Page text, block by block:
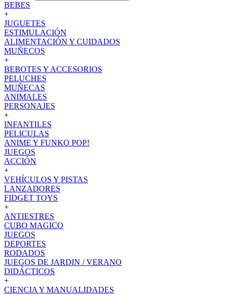
BEBES
+
JUGUETES
ESTIMULACIÓN
ALIMENTACIÓN Y CUIDADOS
MUÑECOS
+
BEBOTES Y ACCESORIOS
PELUCHES
MUÑECAS
ANIMALES
PERSONAJES
+
INFANTILES
PELICULAS
ANIME Y FUNKO POP!
JUEGOS
ACCIÓN
+
VEHÍCULOS Y PISTAS
LANZADORES
FIDGET TOYS
+
ANTIESTRES
CUBO MAGICO
JUEGOS
DEPORTES
RODADOS
JUEGOS DE JARDIN / VERANO
DIDÁCTICOS
+
CIENCIA Y MANUALIDADES